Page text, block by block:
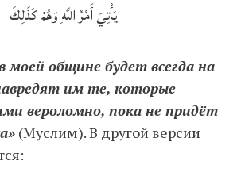
يَأْتِيَ أَمْرُ اللَّهِ وَهُمْ كَذَلِكَ
моей общине будет всегда на
им те, которые
вероломно, пока не придёт
(Муслим). В другой версии